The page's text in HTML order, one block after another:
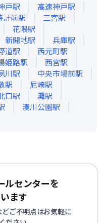
戸駅 高速神戸駅
計前駅 三宮駅
花隈駅
新開地駅 兵庫駅
道駅 西元町駅
姫路駅 西宮駅
川駅 中央市場前駅
駅 尼崎駅
口駅 灘駅
湊川公園駅
ルセンターを
ます
ご不明点はお気軽に